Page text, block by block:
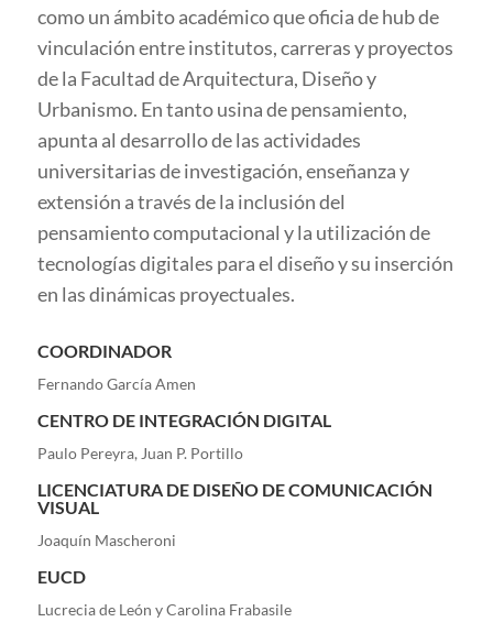
como un ámbito académico que oficia de hub de
vinculación entre institutos, carreras y proyectos
de la Facultad de Arquitectura, Diseño y
Urbanismo. En tanto usina de pensamiento,
apunta al desarrollo de las actividades
universitarias de investigación, enseñanza y
extensión a través de la inclusión del
pensamiento computacional y la utilización de
tecnologías digitales para el diseño y su inserción
en las dinámicas proyectuales.
COORDINADOR
Fernando García Amen
CENTRO DE INTEGRACIÓN DIGITAL
Paulo Pereyra, Juan P. Portillo
LICENCIATURA DE DISEÑO DE COMUNICACIÓN
VISUAL
Joaquín Mascheroni
EUCD
Lucrecia de León y Carolina Frabasile